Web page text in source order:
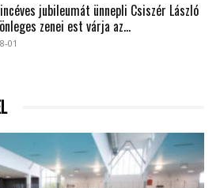
jubileumát ünnepli Csiszér László
zenei est várja az...
01